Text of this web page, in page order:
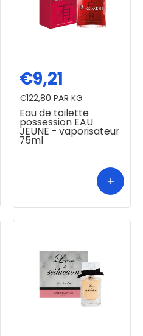
Eau de toilette
possession EAU
JEUNE - vaporisateur
75ml
€9,21
€122,80 PAR KG